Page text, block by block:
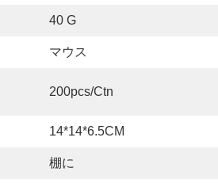
40 G
マウス
200pcs/ctn
14*14*6.5CM
棚に